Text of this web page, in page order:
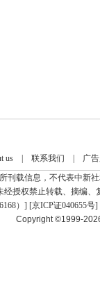
us| 联系我们
广
刊载信息，不代表中新
经授权禁止转载、摘编、
） ] [京ICP证040655号]
Copyright ©1999-